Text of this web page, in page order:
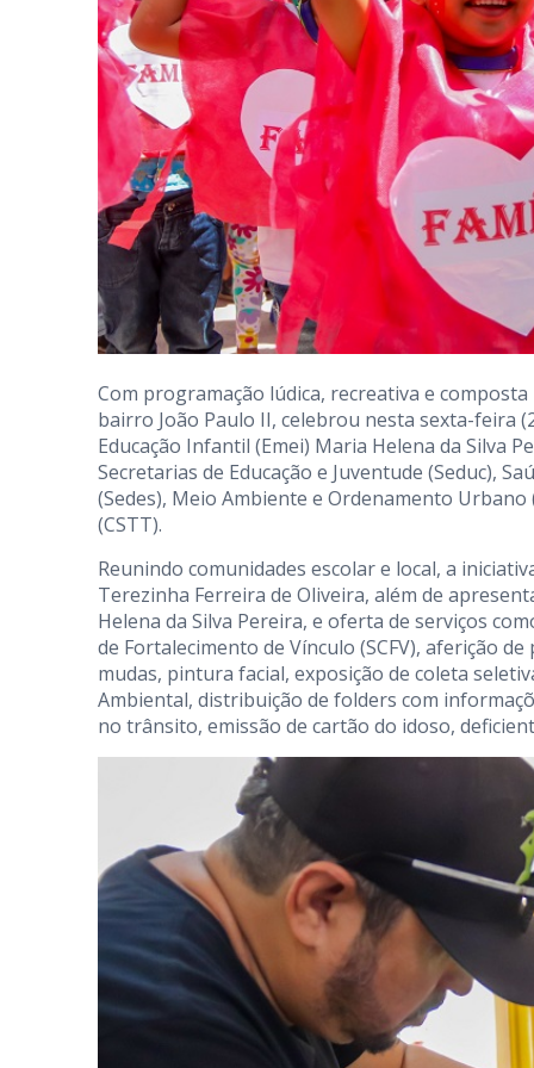
Com programação lúdica, recreativa e
bairro João Paulo II, celebrou nesta sexta-feira
Educação Infantil (Emei) Maria Helena da Silva
Secretarias de Educação e Juventude (Seduc),
(Sedes), Meio Ambiente e Ordenamento
(CSTT).
Reunindo comunidades escolar e local, a
Terezinha Ferreira de Oliveira, além de
Helena da Silva Pereira, e oferta de serviços
de Fortalecimento de Vínculo (SCFV), aferição
mudas, pintura facial, exposição de coleta
Ambiental, distribuição de folders com
no trânsito, emissão de cartão do idoso,